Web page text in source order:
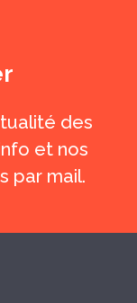
des
et nos
par mail.